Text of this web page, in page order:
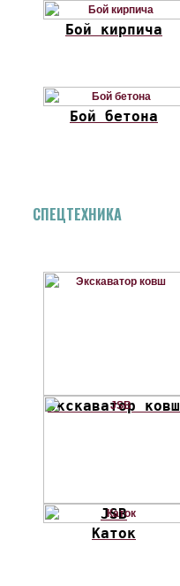
Бой кирпича
Бой бетона
СПЕЦТЕХНИКА
Экскаватор ковш
JSB
Каток